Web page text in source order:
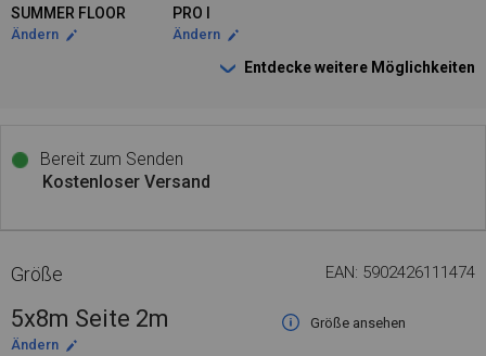
SUMMER FLOOR
Ändern
PRO I
Ändern
Entdecke weitere Möglichkeiten
Bereit zum Senden
Kostenloser Versand
Größe EAN: 5902426111474
5x8m Seite 2m
Größe ansehen
Ändern